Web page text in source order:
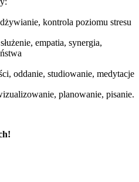
kontrola poziomu stresu
empatia, synergia,
oddanie, studiowanie, medytacje
planowanie, pisanie.